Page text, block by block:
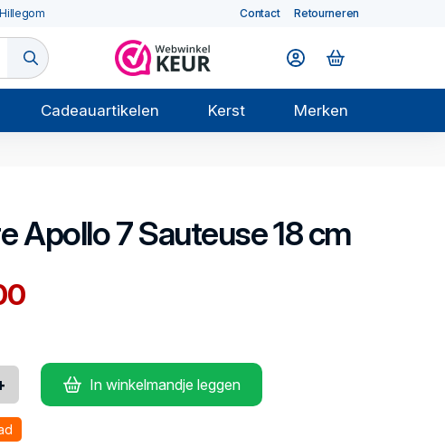
Contact Retourneren
Cadeauartikelen Kerst Merken
Apollo 7Sauteuse 18 cm
In winkelmandje leggen